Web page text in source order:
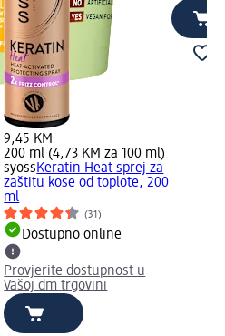
9,45 KM
200 ml (4,73 KM za 100 ml)
syossKeratin Heat sprej za
zaštitu kose od toplote, 200
ml
(31)
Dostupno online
Provjerite dostupnost u
Vašoj dm trgovini